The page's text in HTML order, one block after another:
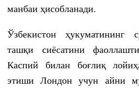
манбаи ҳисобланади.
Ўзбекистон ҳукуматининг
ташқи сиёсатини
Каспий билан боғлиқ
этиши Лондон учун айни